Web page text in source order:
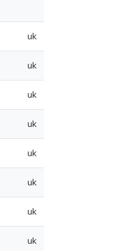
uk
uk
uk
uk
uk
uk
uk
uk